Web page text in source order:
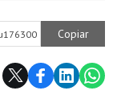
Copiar